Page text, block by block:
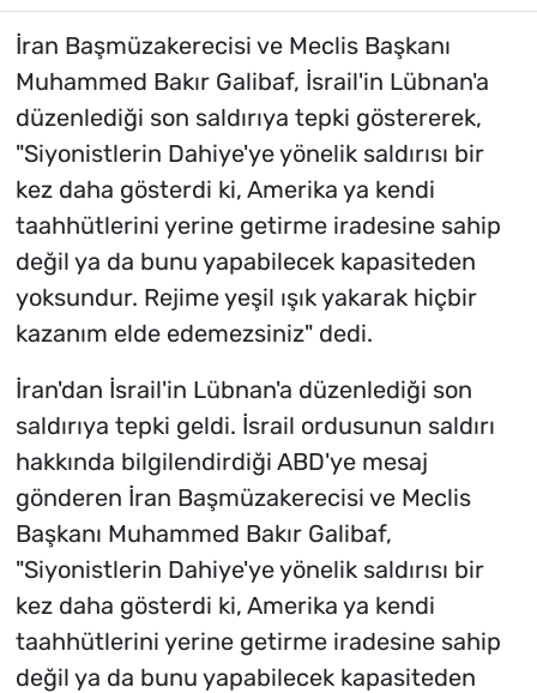
İran Başmüzakerecisi ve Meclis Başkanı
Muhammed Bakır Galibaf, İsrail'in Lübnan'a
düzenlediği son saldırıya tepki göstererek,
"Siyonistlerin Dahiye'ye yönelik saldırısı bir
kez daha gösterdi ki, Amerika ya kendi
taahhütlerini yerine getirme iradesine sahip
değil ya da bunu yapabilecek kapasiteden
yoksundur. Rejime yeşil ışık yakarak hiçbir
kazanım elde edemezsiniz" dedi.
İran'dan İsrail'in Lübnan'a düzenlediği son
saldırıya tepki geldi. İsrail ordusunun saldırı
hakkında bilgilendirdiği ABD'ye mesaj
gönderen İran Başmüzakerecisi ve Meclis
Başkanı Muhammed Bakır Galibaf,
"Siyonistlerin Dahiye'ye yönelik saldırısı bir
kez daha gösterdi ki, Amerika ya kendi
taahhütlerini yerine getirme iradesine sahip
değil ya da bunu yapabilecek kapasiteden